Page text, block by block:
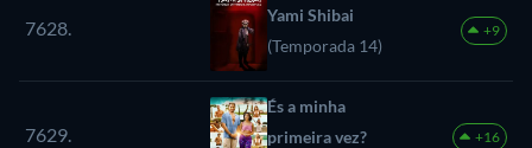
7628.
Yami Shibai
(Temporada 14)
+9
7629.
És a minha
primeira vez?
+16